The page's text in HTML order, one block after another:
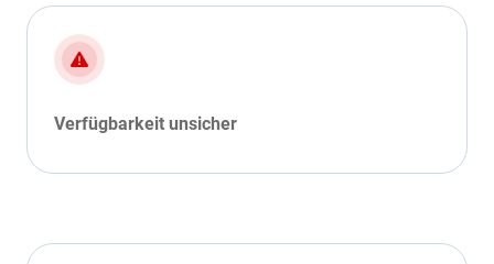
Verfügbarkeit unsicher